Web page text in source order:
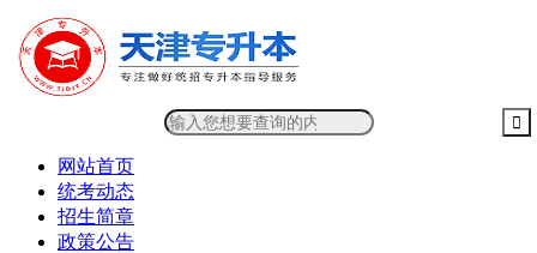
网站首页
统考动态
招生简章
政策公告